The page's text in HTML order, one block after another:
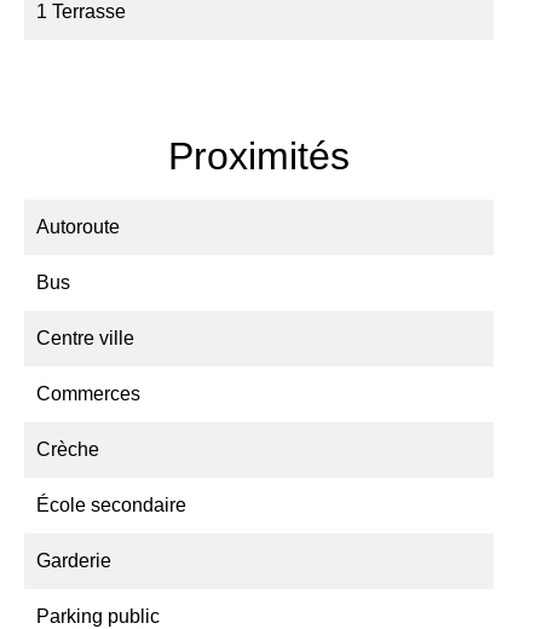
1 Terrasse
Proximités
Autoroute
Bus
Centre ville
Commerces
Crèche
École secondaire
Garderie
Parking public